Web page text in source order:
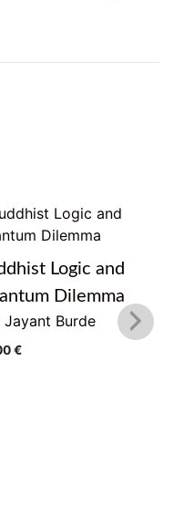
Logic and
Dilemma
Jayant Burde
€